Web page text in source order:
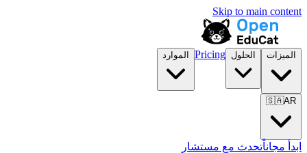
Skip to main content
الميزات الحلول Pricing الموارد
🇸🇦AR
ابدأ مجاناًتحدث مع مستشار